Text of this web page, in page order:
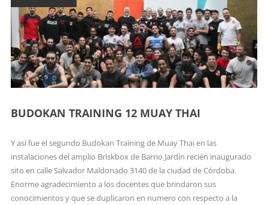
BUDOKAN TRAINING 12 MUAY THAI
Y así fue el segundo Budokan Training de Muay Thai en las
instalaciones del amplio Briskbox de Barrio Jardín recién inaugurado
sito en calle Salvador Maldonado 3140 de la ciudad de Córdoba.
Enorme agradecimiento a los docentes que brindaron sus
conocimientos y que se duplicaron en numero con respecto a la